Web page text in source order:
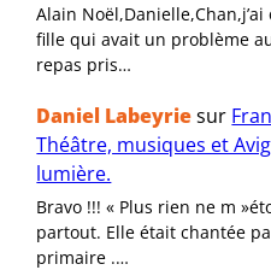
Alain
fille qui avait un problème
repas pris…
Daniel Labeyriesur
Théâtre, musiques et
lumière.
Bravo !!! « Plus rien ne m
partout. Elle était chantée
primaire .…